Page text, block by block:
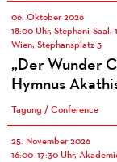
06. Oktober 2026
18:00 Uhr, Stephani-Saal,
Wien, Stephansplatz 3
„Der Wunder
Hymnus
Tagung / Conference
25. November 2026
16:00–17:30 Uhr,